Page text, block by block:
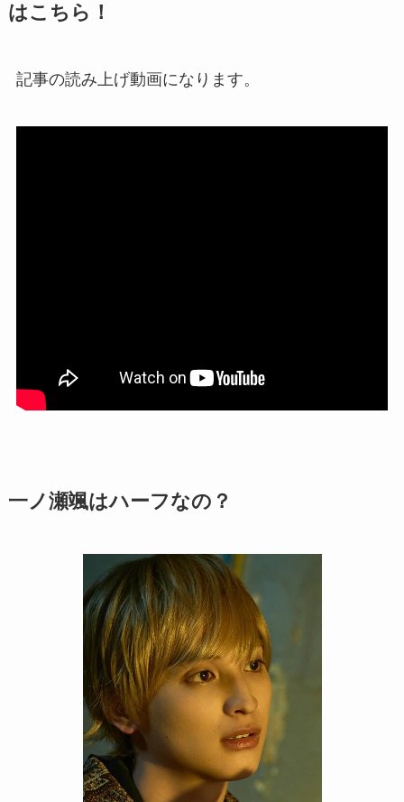
はこちら！
記事の読み上げ動画になります。
一ノ瀬颯はハーフなの？